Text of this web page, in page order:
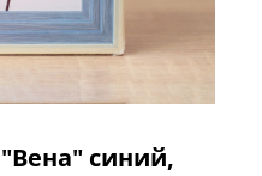
синий,